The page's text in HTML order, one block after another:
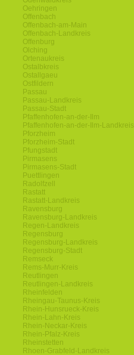
Oehringen
Offenbach
Offenbach-am-Main
Offenbach-Landkreis
Offenburg
Olching
Ortenaukreis
Ostalbkreis
Ostallgaeu
Ostfildern
Passau
Passau-Landkreis
Passau-Stadt
Pfaffenhofen-an-der-Ilm
Pfaffenhofen-an-der-Ilm-Landkreis
Pforzheim
Pforzheim-Stadt
Pfungstadt
Pirmasens
Pirmasens-Stadt
Puettlingen
Radolfzell
Rastatt
Rastatt-Landkreis
Ravensburg
Ravensburg-Landkreis
Regen-Landkreis
Regensburg
Regensburg-Landkreis
Regensburg-Stadt
Remseck
Rems-Murr-Kreis
Reutlingen
Reutlingen-Landkreis
Rheinfelden
Rheingau-Taunus-Kreis
Rhein-Hunsrueck-Kreis
Rhein-Lahn-Kreis
Rhein-Neckar-Kreis
Rhein-Pfalz-Kreis
Rheinstetten
Rhoen-Grabfeld-Landkreis